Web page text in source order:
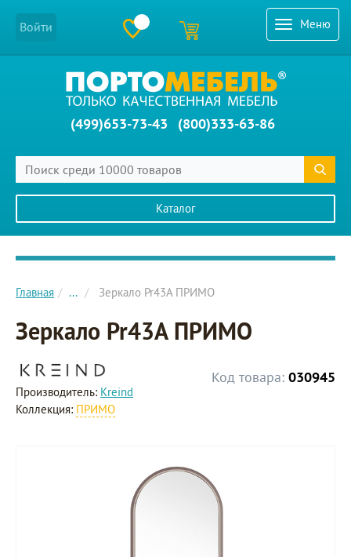
Меню
Войти
(499)653-73-43 (800)333-63-86
Каталог
Главное меню сайта
Главная ... Зеркало Pr43A ПРИМО
Зеркало Pr43A ПРИМО
Код товара: 030945
Производитель: Kreind
Коллекция: ПРИМО